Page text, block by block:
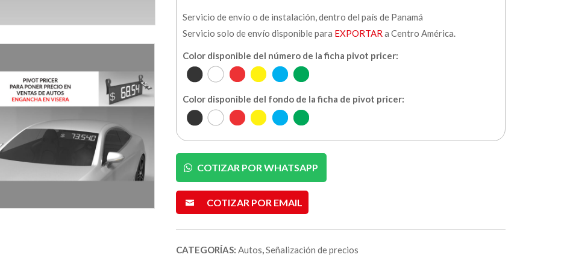
Servicio de envío o de instalación, dentro del país de Panamá
Servicio solo de envío disponible para EXPORTAR a Centro América.
Color disponible del número de la ficha pivot pricer:
Color disponible del fondo de la ficha de pivot pricer:
COTIZAR POR WHATSAPP
COTIZAR POR EMAIL
CATEGORÍAS: Autos,Señalización de precios